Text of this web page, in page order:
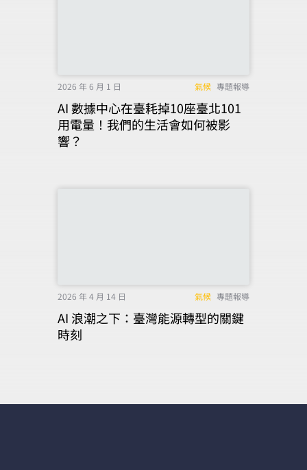
2026 年 6 月 1 日 氣候 專題報導
AI 數據中心在臺耗掉10座臺北101
用電量！我們的生活會如何被影
響？
2026 年 4 月 14 日 氣候 專題報導
AI 浪潮之下：臺灣能源轉型的關鍵
時刻